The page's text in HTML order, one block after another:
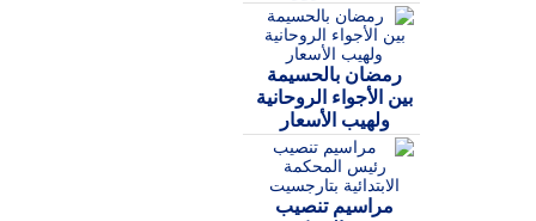
رمضان بالحسيمة
بين الأجواء الروحانية
ولهيب الأسعار
مراسيم تنصيب